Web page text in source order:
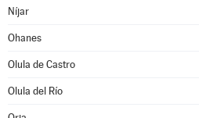
Níjar
Ohanes
Olula de Castro
Olula del Río